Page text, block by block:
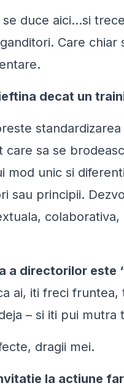
duce aici…si
Care
decat un
sa se
mod unic si
sau principii.
a directorilor este
ai, iti freci
– si iti pui
dragii mei.
la actiune